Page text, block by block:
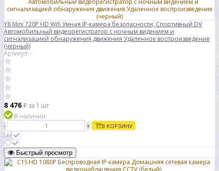
Y8 Mini 720P HD Wifi Умная IP-камера безопасности, Спортивный DV
Автомобильный видеорегистратор с ночным видением и
сигнализацией обнаружения движения Удаленное воспроизведение
(черный)
Артикул: -
8 476₽ за 1 шт
В наличии
-
+ В КОРЗИНУ
Быстрый просмотр